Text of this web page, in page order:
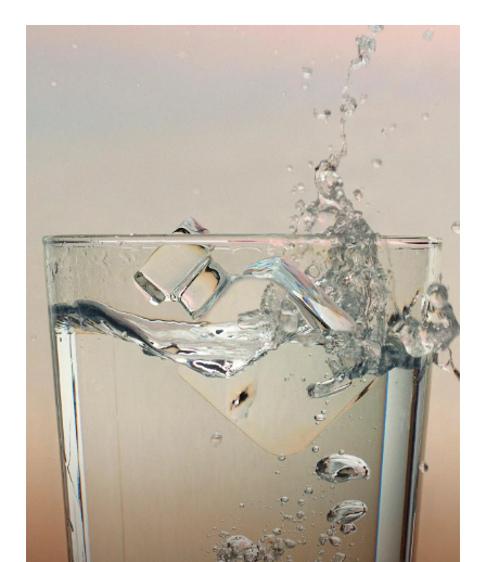
<p><span style="color:#ffffff;">Découvrir la sélection</span></p>